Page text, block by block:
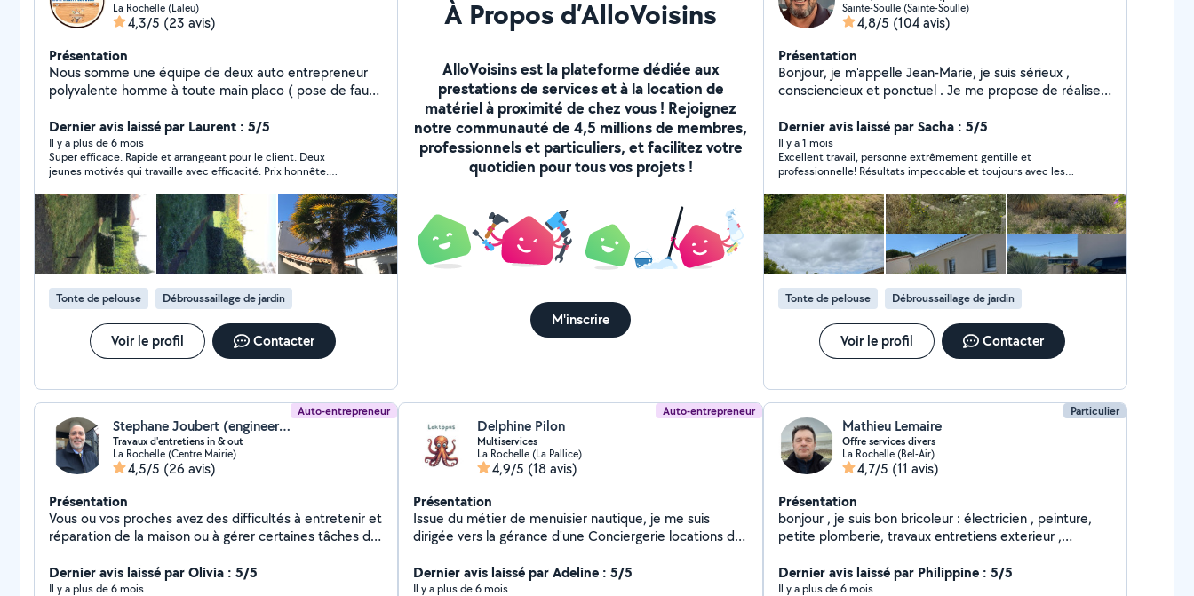
La Rochelle (Laleu)
4,3/5 (23 avis)
Présentation
Nous somme une équipe de deux auto entrepreneur
polyvalente homme à toute main placo ( pose de faux
intérieure extérieure entretien de jardin (élagage taille
d'arbustes, abattage d'arbre) nous faisons aussi les
évacuation de déchet ( déchet vert gravats) pour tous
renseignements n'hésitez pas à nous contacter
Dernier avis laissé par Laurent : 5/5
Il y a plus de 6 mois
Super efficace. Rapide et arrangeant pour le client. Deux
jeunes motivés qui travaille avec efficacité. Prix honnête.
Tonte de pelouse Débroussaillage de jardin
Voir le profil Contacter
À Propos d’AlloVoisins
AlloVoisins est la plateforme dédiée aux
prestations de services et à la location de
matériel à proximité de chez vous ! Rejoignez
notre communauté de 4,5 millions de membres,
professionnels et particuliers, et facilitez votre
quotidien pour tous vos projets !
M'inscrire
Sainte-Soulle (Sainte-Soulle)
4,8/5 (104 avis)
Présentation
Bonjour, je m'appelle Jean-Marie, je suis sérieux ,
consciencieux et ponctuel . Je me propose de réaliser
buisson, taille d'arbustes, mais aussi quelques petits
travaux divers, parquet intérieur, chambre et autre. Je
peux aussi créer sur mesure votre Galetas, espace très
pratique, gagner de la place dans votre garage. Je suis
équipé d'un fourgon pour débarrasser en déchetterie
quelques déchets. Au plaisir de vous lire, bien
cordialement. Jean-Marie
Dernier avis laissé par Sacha : 5/5
Il y a 1 mois
Excellent travail, personne extrêmement gentille et
professionnelle! Résultats impeccable et toujours avec les
Tonte de pelouse Débroussaillage de jardin
Voir le profil Contacter
Auto-entrepreneur
Stephane Joubert (engineering)
Travaux d'entretiens in & out
La Rochelle (Centre Mairie)
4,5/5 (26 avis)
Présentation
Vous ou vos proches avez des difficultés à entretenir et
réparation de la maison ou à gérer certaines tâches du
pour vous aider. J'interviens jusqu'à 25 km de rayons
autour de La Rochelle 17000. Nos services sur mesure
Dernier avis laissé par Olivia : 5/5
Il y a plus de 6 mois
Auto-entrepreneur
Delphine Pilon
Multiservices
La Rochelle (La Pallice)
4,9/5 (18 avis)
Présentation
Issue du métier de menuisier nautique, je me suis
dirigée vers la gérance d'une Conciergerie locations de
"Loktõpus". Je propose une palette variée de
prestations de services sur La Rochelle et l'île de Ré : *
Dernier avis laissé par Adeline : 5/5
Il y a plus de 6 mois
Particulier
Mathieu Lemaire
Offre services divers
La Rochelle (Bel-Air)
4,7/5 (11 avis)
Présentation
bonjour , je suis bon bricoleur : électricien , peinture,
petite plomberie, travaux entretiens exterieur ,
Dernier avis laissé par Philippine : 5/5
Il y a plus de 6 mois